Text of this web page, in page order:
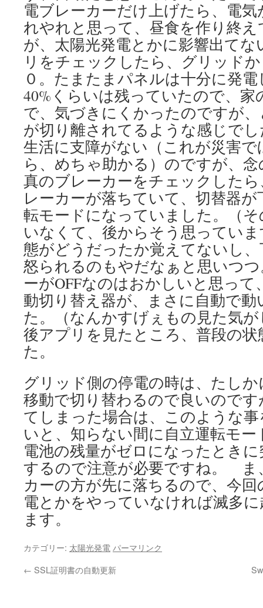
電ブレーカーだけ上げたら、電
れやれと思って、昼食を作り終
が、太陽光発電とかに影響出て
リをチェックしたら、グリッド
０。たまたまパネルは十分に発
40%くらいは残っていたので、
で、気づきにくかったのですが
が切り離されてるような感じで
生活に支障がない（これが災害
ら、めちゃ助かる）のですが、
真のブレーカーをチェックした
レーカーが落ちていて、切替器
転モードになっていました。（
いなくて、後からそう思ってい
態がどうだったか覚えてないし
怒られるのもやだなぁと思いつ
ーがOFFなのはおかしいと思っ
動切り替え器が、まさに自動で
た。（なんかすげぇもの見た気
後アプリを見たところ、普段の
た。
グリッド側の停電の時は、たし
移動で切り替わるので良いので
てしまった場合は、このような
いと、知らない間に自立運転モ
電池の残量がゼロになったとき
するので注意が必要ですね。 ま
カーの方が先に落ちるので、今
電とかをやっていなければ滅多
ます。
カテゴリー: 太陽光発電 パーマリンク
← SSL証明書の自動更新